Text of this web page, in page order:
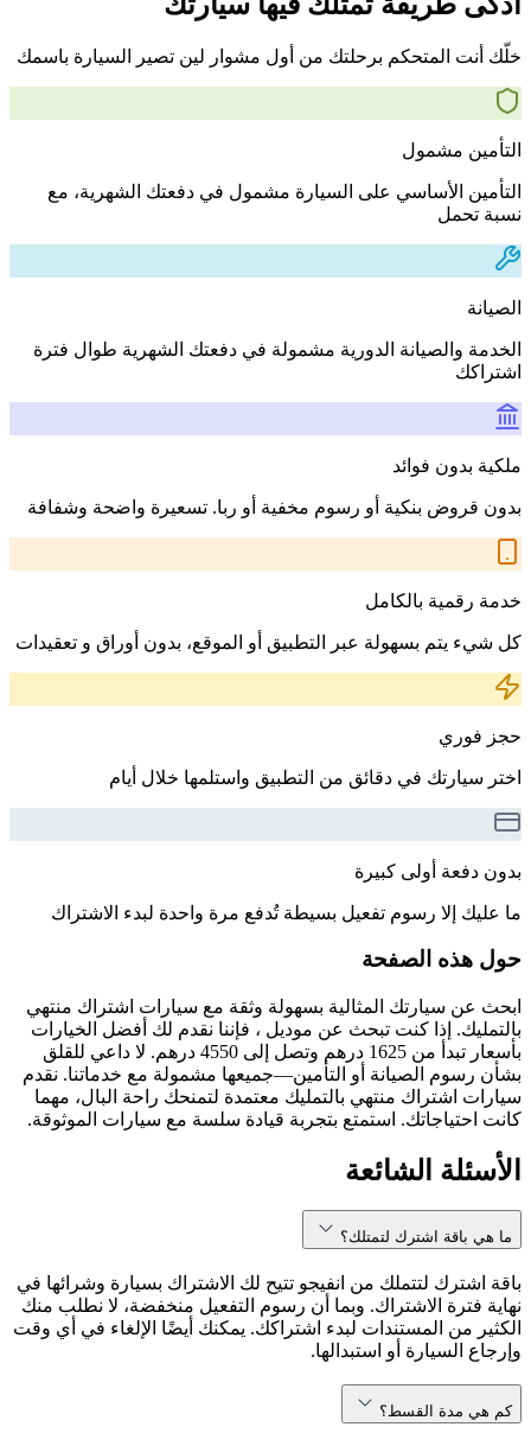
خلّك أنت المتحكم برحلتك من أول مشوار لين تصير السيارة باسمك
التأمين مشمول
التأمين الأساسي على السيارة مشمول في دفعتك الشهرية، مع
نسبة تحمل
الصيانة
الخدمة والصيانة الدورية مشمولة في دفعتك الشهرية طوال فترة
اشتراكك
ملكية بدون فوائد
بدون قروض بنكية أو رسوم مخفية أو ربا. تسعيرة واضحة وشفافة
خدمة رقمية بالكامل
كل شيء يتم بسهولة عبر التطبيق أو الموقع، بدون أوراق و تعقيدات
حجز فوري
اختر سيارتك في دقائق من التطبيق واستلمها خلال أيام
بدون دفعة أولى كبيرة
ما عليك إلا رسوم تفعيل بسيطة تُدفع مرة واحدة لبدء الاشتراك
حول هذه الصفحة
ابحث عن سيارتك المثالية بسهولة وثقة مع سيارات اشتراك منتهي
بالتمليك. إذا كنت تبحث عن موديل ، فإننا نقدم لك أفضل الخيارات
بأسعار تبدأ من 1625 درهم وتصل إلى 4550 درهم. لا داعي للقلق
بشأن رسوم الصيانة أو التأمين—جميعها مشمولة مع خدماتنا. نقدم
سيارات اشتراك منتهي بالتمليك معتمدة لتمنحك راحة البال، مهما
كانت احتياجاتك. استمتع بتجربة قيادة سلسة مع سيارات الموثوقة.
الأسئلة الشائعة
ما هي باقة اشترك لتمتلك؟
باقة اشترك لتتملك من انفيجو تتيح لك الاشتراك بسيارة وشرائها في
نهاية فترة الاشتراك. وبما أن رسوم التفعيل منخفضة، لا نطلب منك
الكثير من المستندات لبدء اشتراكك. يمكنك أيضًا الإلغاء في أي وقت
وإرجاع السيارة أو استبدالها.
كم هي مدة القسط؟